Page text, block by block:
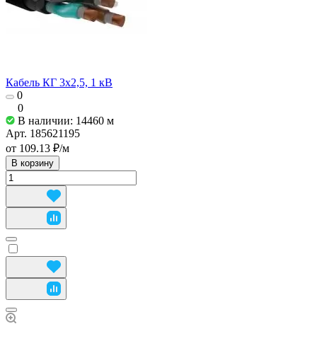
Кабель КГ 3х2,5, 1 кВ
0
0
В наличии: 14460 м
Арт. 185621195
от 109.13 ₽/м
В корзину